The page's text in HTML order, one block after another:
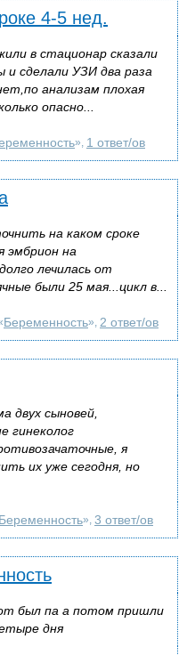
4-5 нед.
в стационар сказали
и сделали УЗИ два раза
анализам плохая
опасно...
», 1 ответ/ов
на каком сроке
эмбрион на
лечилась от
были 25 мая...цикл в...
Беременность», 2 ответ/ов
двух сыновей,
гинеколог
я
их уже сегодня, но
Беременность», 3 ответ/ов
был па а потом пришли
дня